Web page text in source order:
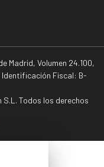
Madrid, Volumen 24.100,
Identificación Fiscal: B-
Todos los derechos